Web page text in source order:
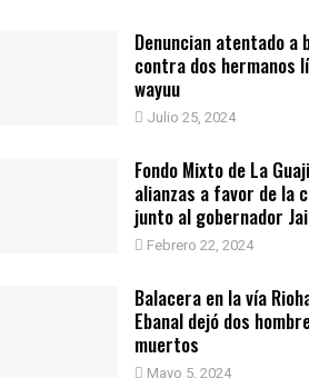
Denuncian atentado a
contra dos hermanos
wayuu
Julio 25, 2024
Fondo Mixto de La
alianzas a favor de la
junto al gobernador
Febrero 22, 2024
Balacera en la vía
Ebanal dejó dos
muertos
Mayo 5, 2024